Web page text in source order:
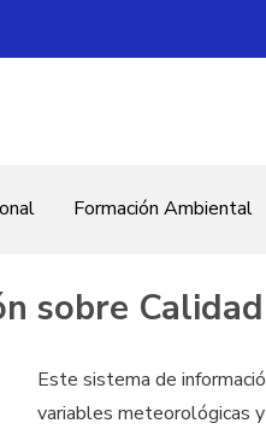
Formación Ambiental
sobre
Este sistema de
variables meteorológicas